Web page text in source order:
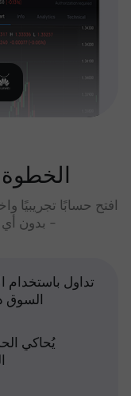
افتح حسابًا تجريبيًا
- بدون أي
تداول باستخدام
السوق
يُحاكي